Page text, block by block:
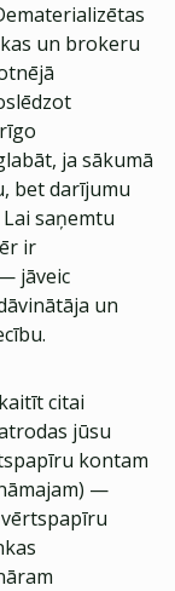
un brokeru
ja sākumā
bet darījumu
saņemtu
ir
jāveic
un
citai
jūsu
kontam
—